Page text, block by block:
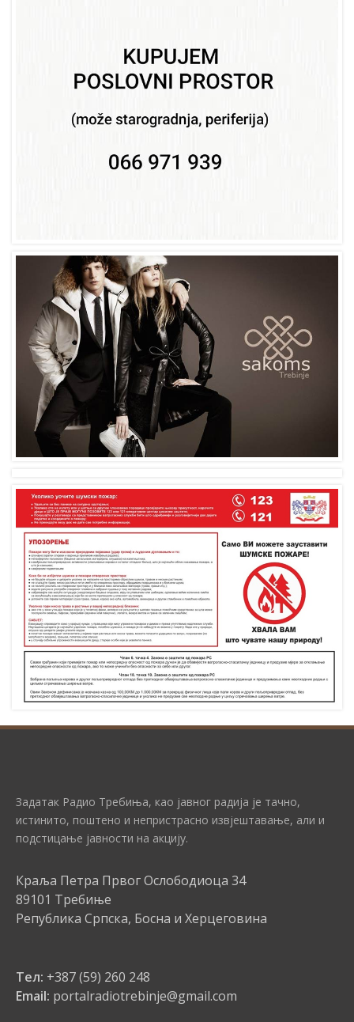
Задатак Радио Требиња, као јавног радија је тачно,
истинито, поштено и непристрасно извјештавање, али и
подстицање јавности на акцију.
Краља Петра Првог Ослободиоца 34
89101 Требиње
Република Српска, Босна и Херцеговина
Тел: +387 (59) 260 248
Email: portalradiotrebinje@gmail.com